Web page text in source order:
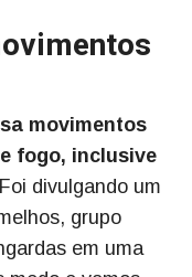
movimentos
fogo, inclusive
divulgando um
grupo
em uma